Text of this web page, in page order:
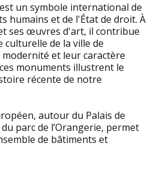
un symbole international de
humains et de l'État de droit. À
ses œuvres d'art, il contribue
culturelle de la ville de
et leur caractère
monuments illustrent le
récente de notre
autour du Palais de
parc de l’Orangerie, permet
de bâtiments et